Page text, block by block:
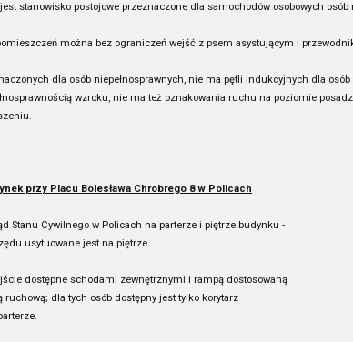
stanowisko postojowe przeznaczone dla samochodów osobowych osób
można bez ograniczeń wejść z psem asystującym i
dla osób niepełnosprawnych, nie ma pętli indukcyjnych dla
wzroku, nie ma też oznakowania ruchu na poziomie
przy Placu Bolesława Chrobrego 8 w Policach
Stanu Cywilnego w Policach na parterze i piętrze budynku -
usytuowane jest na piętrze.
dostępne schodami zewnętrznymi i rampą dostosowaną
ruchową; dla tych osób dostępny jest tylko korytarz